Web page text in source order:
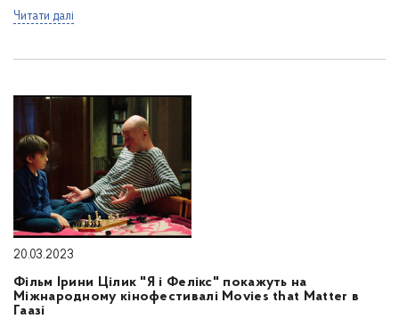
Читати далі
20.03.2023
Фільм Ірини Цілик "Я і Фелікс" покажуть на
Міжнародному кінофестивалі Movies that Matter в
Гаазі